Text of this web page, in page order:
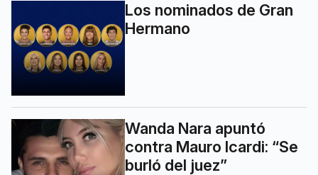
Los nominados de Gran
Hermano
Wanda Nara apuntó
contra Mauro Icardi: “Se
burló del juez”